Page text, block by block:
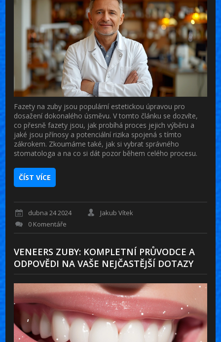
Fazety na zuby jsou populární estetickou úpravou pro
dosažení dokonalého úsměvu. V tomto článku se dozvíte,
co přesně fazety jsou, jak probíhá proces jejich výběru a
jaké jsou přínosy a potenciální rizika spojená s tímto
zákrokem. Zkoumáme také, jak si vybrat správného
stomatologa a na co si dát pozor během celého procesu.
ČÍST VÍCE
dubna 24 2024
Jakub Vítek
0 Komentáře
VENEERS ZUBY: KOMPLETNÍ PRŮVODCE A
ODPOVĚDI NA VAŠE NEJČASTĚJŠÍ DOTAZY